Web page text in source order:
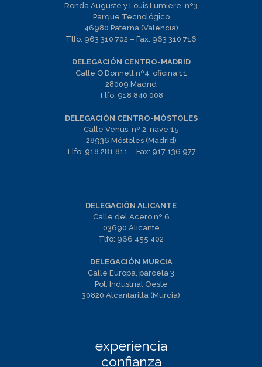
Ronda Auguste y Louis Lumiere, nº3
Parque Tecnológico
46980 Paterna (Valencia)
Tlfo: 963 310 702 – Fax: 963 310 716
DELEGACIÓN CENTRO-MADRID
Calle O’Donnell nº4, oficina 11
28009 Madrid
Tlfo: 918 840 008
DELEGACIÓN CENTRO-MÓSTOLES
Calle Venus, nº 2, nave 15
28936 Móstoles (Madrid)
Tlfo: 918 281 811 – Fax: 917 136 977
DELEGACIÓN ALICANTE
Calle del Acero nº 6
03690 Alicante
Tlfo: 966 455 402
DELEGACIÓN MURCIA
Calle Europa, parcela 3
Pol. Industrial Oeste
30820 Alcantarilla (Murcia)
experiencia
confianza